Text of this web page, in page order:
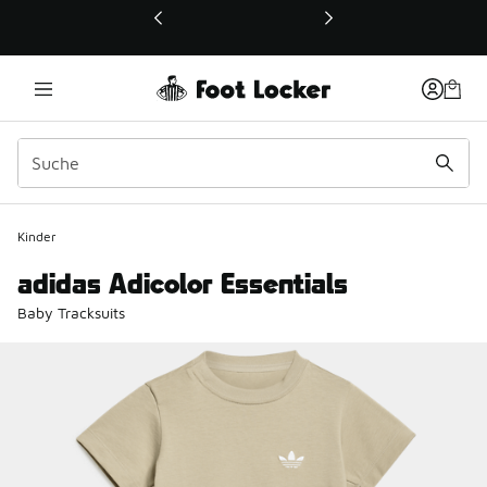
Dieser Link öffnet sich in einem neuen Fenster
Kinder
adidas Adicolor Essentials
Baby Tracksuits